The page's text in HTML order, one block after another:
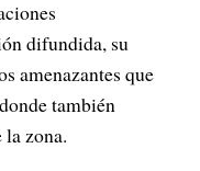
difundida, su
amenazantes que
también
zona.